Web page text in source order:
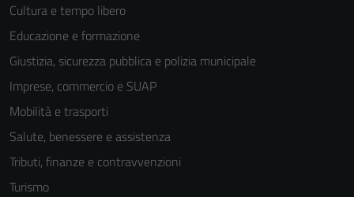
Cultura e tempo libero
Educazione e formazione
Giustizia, sicurezza pubblica e polizia municipale
Imprese, commercio e SUAP
Mobilità e trasporti
Salute, benessere e assistenza
Tributi, finanze e contravvenzioni
Turismo